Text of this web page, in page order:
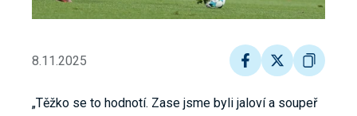
8.11.2025
„Těžko se to hodnotí. Zase jsme byli jaloví a soupeř